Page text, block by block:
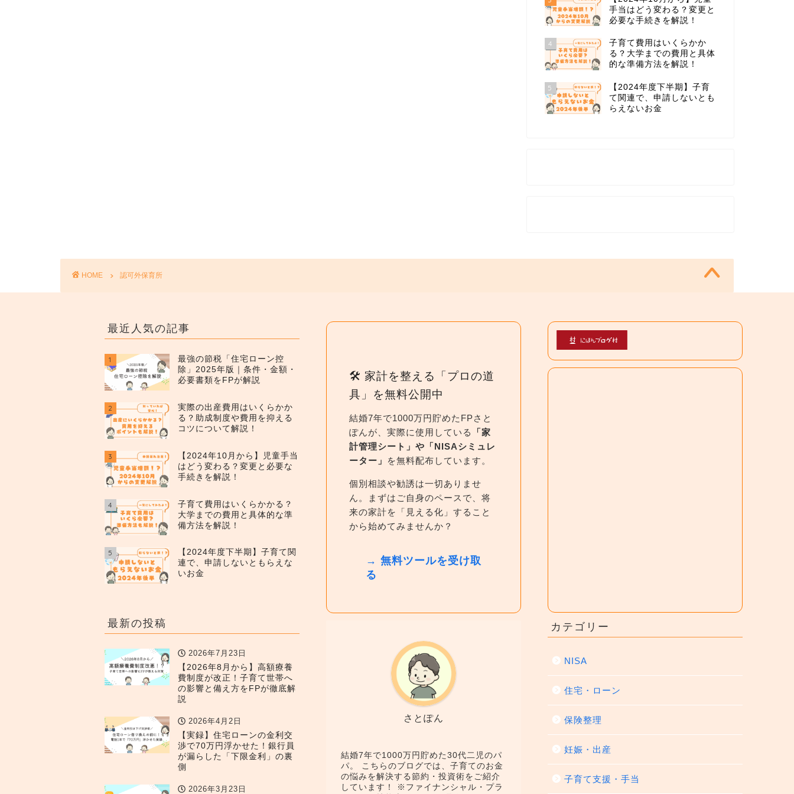
手当はどう変わる？変更と
必要な手続きを解説！
4
子育て費用はいくらかか
る？大学までの費用と具体
的な準備方法を解説！
5
【2024年度下半期】子育
て関連で、申請しないとも
らえないお金
HOME 認可外保育所
最近人気の記事
1
最強の節税「住宅ローン控
除」2025年版｜条件・金額・
必要書類をFPが解説
2
実際の出産費用はいくらかか
る？助成制度や費用を抑える
コツについて解説！
3
【2024年10月から】児童手当
はどう変わる？変更と必要な
手続きを解説！
4
子育て費用はいくらかかる？
大学までの費用と具体的な準
備方法を解説！
5
【2024年度下半期】子育て関
連で、申請しないともらえな
いお金
最新の投稿
2026年7月23日
【2026年8月から】高額療養
費制度が改正！子育て世帯へ
の影響と備え方をFPが徹底解
説
2026年4月2日
【実録】住宅ローンの金利交
渉で70万円浮かせた！銀行員
が漏らした「下限金利」の裏
側
2026年3月23日
🛠 家計を整える「プロの道
具」を無料公開中
結婚7年で1000万円貯めたFPさと
ぽんが、実際に使用している
「家
計管理シート」や「NISAシミュレ
ーター」
を無料配布しています。
個別相談や勧誘は一切ありませ
ん。まずはご自身のペースで、将
来の家計を「見える化」すること
から始めてみませんか？
→ 無料ツールを受け取
る
さとぽん
結婚7年で1000万円貯めた30代二児のパ
パ。 こちらのブログでは、子育てのお金
の悩みを解決する節約・投資術をご紹介
しています！ ※ファイナンシャル・プラ
カテゴリー
NISA
住宅・ローン
保険整理
妊娠・出産
子育て支援・手当